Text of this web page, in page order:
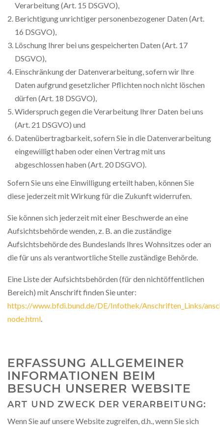
Verarbeitung (Art. 15 DSGVO),
Berichtigung unrichtiger personenbezogener Daten (Art.
16 DSGVO),
Löschung Ihrer bei uns gespeicherten Daten (Art. 17
DSGVO),
Einschränkung der Datenverarbeitung, sofern wir Ihre
Daten aufgrund gesetzlicher Pflichten noch nicht löschen
dürfen (Art. 18 DSGVO),
Widerspruch gegen die Verarbeitung Ihrer Daten bei uns
(Art. 21 DSGVO) und
Datenübertragbarkeit, sofern Sie in die Datenverarbeitung
eingewilligt haben oder einen Vertrag mit uns
abgeschlossen haben (Art. 20 DSGVO).
Sofern Sie uns eine Einwilligung erteilt haben, können Sie
diese jederzeit mit Wirkung für die Zukunft widerrufen.
Sie können sich jederzeit mit einer Beschwerde an eine
Aufsichtsbehörde wenden, z. B. an die zuständige
Aufsichtsbehörde des Bundeslands Ihres Wohnsitzes oder an
die für uns als verantwortliche Stelle zuständige Behörde.
Eine Liste der Aufsichtsbehörden (für den nichtöffentlichen
Bereich) mit Anschrift finden Sie unter:
https://www.bfdi.bund.de/DE/Infothek/Anschriften_Links/
node.html.
ERFASSUNG ALLGEMEINER
INFORMATIONEN BEIM
BESUCH UNSERER WEBSITE
ART UND ZWECK DER VERARBEITUNG:
Wenn Sie auf unsere Website zugreifen, d.h., wenn Sie sich